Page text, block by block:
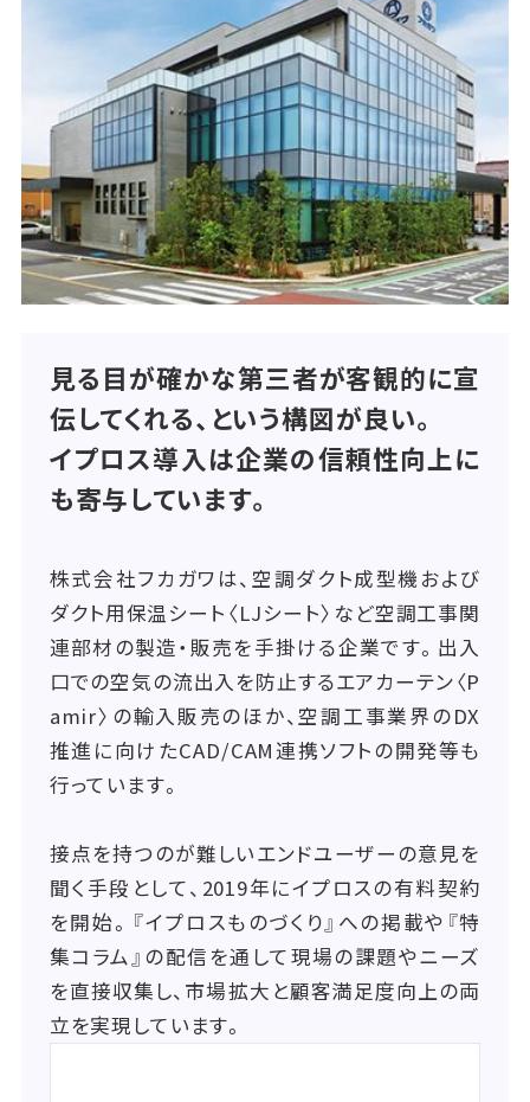
見る目が確かな第三者が客観的に宣
伝してくれる、という構図が良い。
イプロス導入は企業の信頼性向上に
も寄与しています。
株式会社フカガワは、空調ダクト成型機および
ダクト用保温シート〈LJシート〉など空調工事関
連部材の製造・販売を手掛ける企業です。出入
口での空気の流出入を防止するエアカーテン〈P
amir〉の輸入販売のほか、空調工事業界のDX
推進に向けたCAD/CAM連携ソフトの開発等も
行っています。
接点を持つのが難しいエンドユーザーの意見を
聞く手段として、2019年にイプロスの有料契約
を開始。『イプロスものづくり』への掲載や『特
集コラム』の配信を通して現場の課題やニーズ
を直接収集し、市場拡大と顧客満足度向上の両
立を実現しています。